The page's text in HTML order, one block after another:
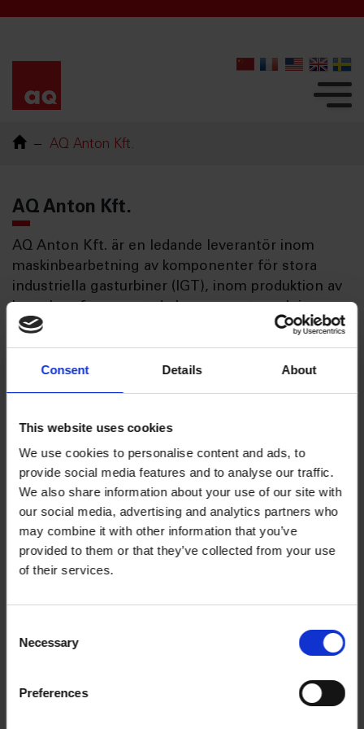
Consent Details About
This website uses cookies
We use cookies to personalise content and ads, to
provide social media features and to analyse our traffic.
We also share information about your use of our site with
our social media, advertising and analytics partners who
may combine it with other information that you’ve
provided to them or that they’ve collected from your use
of their services.
Selection
Necessary
Preferences
AQ Anton Kft.
AQ Anton Kft.
AQ Anton Kft. är en ledande leverantör inom
maskinbearbetning av komponenter för stora
industriella gasturbiner (IGT), inom produktion av
konstruktion och tillverkning av verktyg.
Anton Kft. är beläget i Zalaegerszeg nära
Etablerat 1990
Helägt dotterbolag till AQ Group AB
Produktionsanläggningar
12 000 m²
Antal anställda
Omsättning